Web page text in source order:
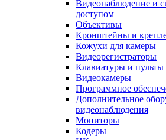
Видеонаблюдение и
доступом
Объективы
Кронштейны и
Кожухи для камеры
Видеорегистраторы
Клавиатуры и пульты
Видеокамеры
Программное
Дополнительное
видеонаблюдения
Мониторы
Кодеры